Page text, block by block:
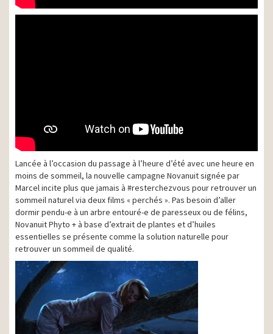
Lancée à l’occasion du passage à l’heure d’été avec une heure en
moins de sommeil, la nouvelle campagne Novanuit signée par
Marcel incite plus que jamais à #resterchezvous pour retrouver un
sommeil naturel via deux films « perchés ». Pas besoin d’aller
dormir pendu-e à un arbre entouré-e de paresseux ou de félins,
Novanuit Phyto + à base d’extrait de plantes et d’huiles
essentielles se présente comme la solution naturelle pour
retrouver un sommeil de qualité.